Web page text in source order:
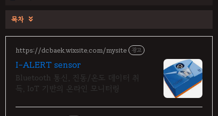
목차 
https://dcbaek.wixsite.com/mysite 광고
I-ALERT sensor
Bluetooth 통신, 진동/온도 데이터 취
득, IoT 기반의 온라인 모니터링